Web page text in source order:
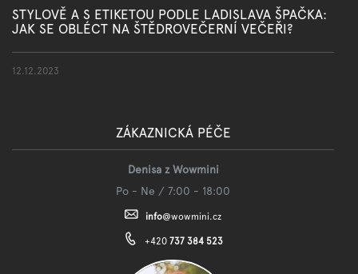
STYLOVĚ A S ETIKETOU PODLE LADISLAVA ŠPAČKA:
JAK SE OBLÉCT NA ŠTĚDROVEČERNÍ VEČEŘI?
12.12.2023
ZÁKAZNICKÁ PÉČE
Denisa z Wowmini
Po - Ne / 7:00 - 18:00
info@wowmini.cz
+420 737 384 523